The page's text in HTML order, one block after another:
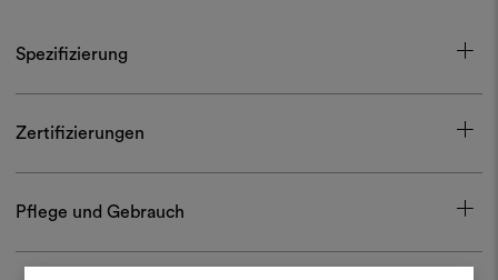
Spezifizierung
Zertifizierungen
Pflege und Gebrauch